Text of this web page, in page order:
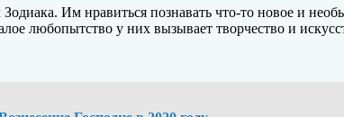
Им нравиться познавать что-то новое и
любопытство у них вызывает творчество и